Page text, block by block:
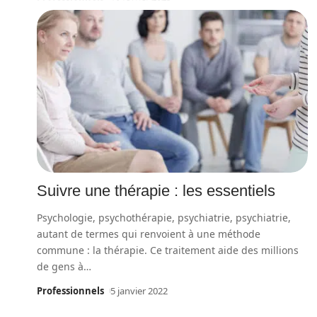
Suivre une thérapie : les essentiels
Psychologie, psychothérapie, psychiatrie, psychiatrie,
autant de termes qui renvoient à une méthode
commune : la thérapie. Ce traitement aide des millions
de gens à…
Professionnels 5 janvier 2022